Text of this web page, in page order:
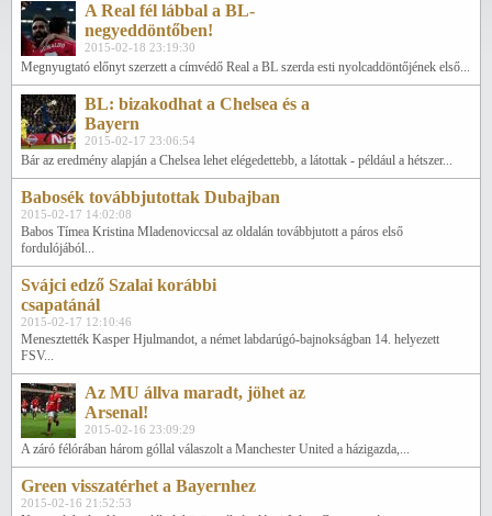
A Real fél lábbal a BL-
negyeddöntőben!
2015-02-18 23:19:30
Megnyugtató előnyt szerzett a címvédő Real a BL szerda esti nyolcaddöntőjének első...
BL: bizakodhat a Chelsea és a
Bayern
2015-02-17 23:06:54
Bár az eredmény alapján a Chelsea lehet elégedettebb, a látottak - például a hétszer...
Babosék továbbjutottak Dubajban
2015-02-17 14:02:08
Babos Tímea Kristina Mladenoviccsal az oldalán továbbjutott a páros első
fordulójából...
Svájci edző Szalai korábbi
csapatánál
2015-02-17 12:10:46
Menesztették Kasper Hjulmandot, a német labdarúgó-bajnokságban 14. helyezett
FSV...
Az MU állva maradt, jöhet az
Arsenal!
2015-02-16 23:09:29
A záró félórában három góllal válaszolt a Manchester United a házigazda,...
Green visszatérhet a Bayernhez
2015-02-16 21:52:53